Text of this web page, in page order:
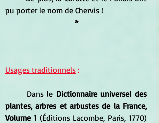
pu porter le nom de Chervis !
*
Usages traditionnels :
	Dans le
Dictionnaire universel des
plantes, arbres et arbustes de la France,
Volume 1